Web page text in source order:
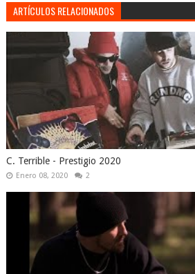
ARTÍCULOS RELACIONADOS
C. Terrible - Prestigio 2020
Enero 08, 2020 2